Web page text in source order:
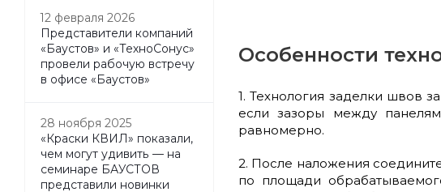
Особенности
1. Технология заделки швов
если зазоры между
равномерно.
2. После наложения
по площади
12 февраля 2026
Представители компаний
«Баустов» и «ТехноСонус»
провели рабочую встречу
в офисе «Баустов»
28 ноября 2025
«Краски КВИЛ» показали,
чем могут удивить — на
семинаре БАУСТОВ
представили новинки